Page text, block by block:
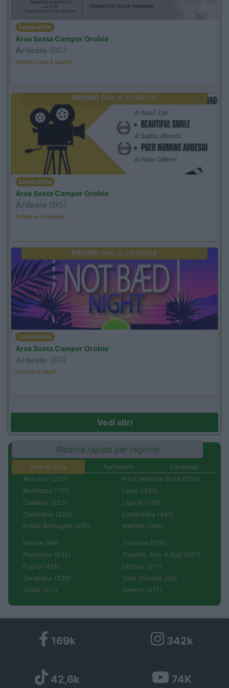
Lombardia
Area Sosta Camper Orobie
Ardesio (BG)
Incontri con il teatro
PROMO Fino al 12/08/26
Lombardia
Area Sosta Camper Orobie
Ardesio (BG)
Estate in cineteca
PROMO Fino al 23/08/26
Lombardia
Area Sosta Camper Orobie
Ardesio (BG)
Not baed night
Vedi altri
Ricerca rapida per regione
Aree di sosta Agriturismi
Campeggi
Abruzzo (232)
Basilicata (110)
Calabria (222)
Campania (236)
Emilia Romagna (670)
Friuli Venezia Giulia (204)
Lazio (433)
Liguria (138)
Lombardia (452)
Marche (366)
Molise (94)
Piemonte (632)
Puglia (425)
Sardegna (336)
Sicilia (511)
Toscana (706)
Trentino Alto Adige (357)
Umbria (211)
Valle d'Aosta (99)
Veneto (512)
169k 342k
42,6k 74K